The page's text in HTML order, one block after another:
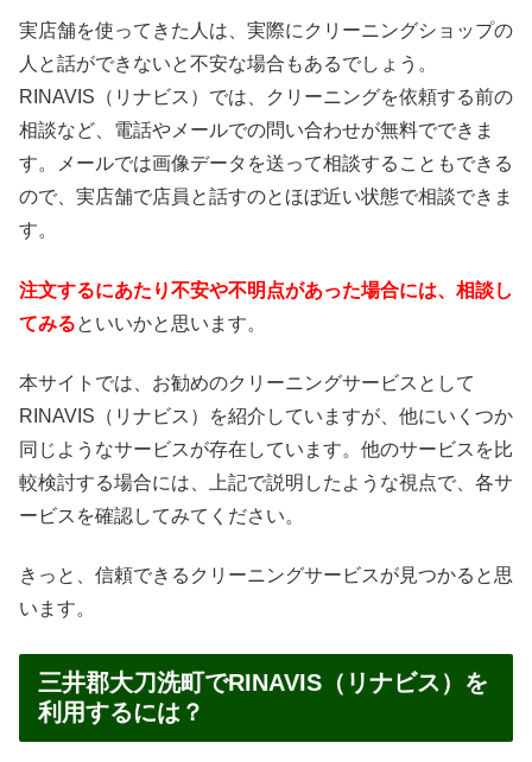
実店舗を使ってきた人は、実際にクリーニングショップの
人と話ができないと不安な場合もあるでしょう。
RINAVIS（リナビス）では、クリーニングを依頼する前の
相談など、電話やメールでの問い合わせが無料でできま
す。メールでは画像データを送って相談することもできる
ので、実店舗で店員と話すのとほぼ近い状態で相談できま
す。
注文するにあたり不安や不明点があった場合には、相談し
てみるといいかと思います。
本サイトでは、お勧めのクリーニングサービスとして
RINAVIS（リナビス）を紹介していますが、他にいくつか
同じようなサービスが存在しています。他のサービスを比
較検討する場合には、上記で説明したような視点で、各サ
ービスを確認してみてください。
きっと、信頼できるクリーニングサービスが見つかると思
います。
三井郡大刀洗町でRINAVIS（リナビス）を
利用するには？